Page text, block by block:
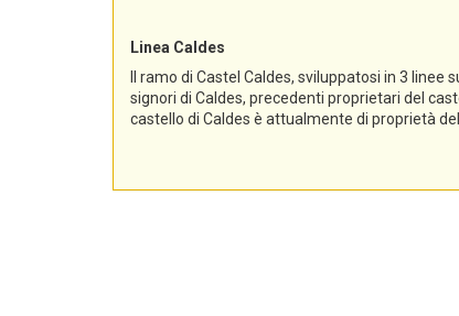
Linea Caldes
Il ramo di Castel Caldes, sviluppatosi in 3
signori di Caldes, precedenti proprietari del
castello di Caldes è attualmente di proprietà